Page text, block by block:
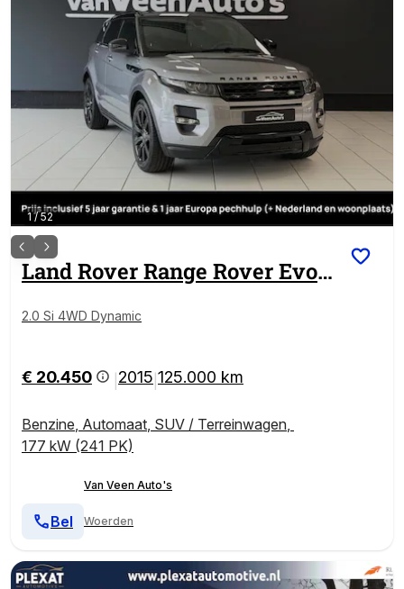
1/52
Land RoverRange Rover Evoque
2.0 Si 4WD Dynamic
€ 20.450 2015 125.000 km
Benzine, Automaat, SUV / Terreinwagen,
177 kW (241 PK)
Van Veen Auto's
Woerden
Bel